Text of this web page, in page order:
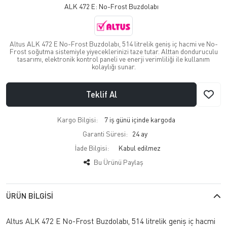
ALK 472 E: No-Frost Buzdolabı
Altus ALK 472 E No-Frost Buzdolabı, 514 litrelik geniş iç hacmi ve No-
Frost soğutma sistemiyle yiyeceklerinizi taze tutar. Alttan donduruculu
tasarımı, elektronik kontrol paneli ve enerji verimliliği ile kullanım
kolaylığı sunar.
Teklif Al
Kargo Bilgisi:
7 iş günü içinde kargoda
Garanti Süresi:
24 ay
İade Bilgisi:
Bu Ürünü Paylaş
ÜRÜN BILGISI
Altus ALK 472 E No-Frost Buzdolabı, 514 litrelik geniş iç hacmi